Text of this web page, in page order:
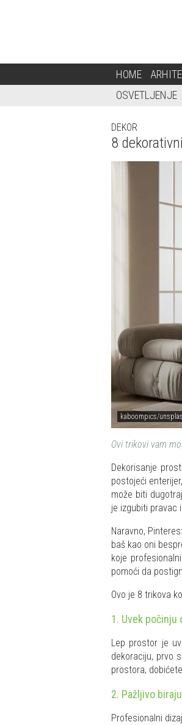
HOME
OSVETLJENJE
DEKOR
8
kaboompics/
Ovi trikovi vam
Dekorisanje
postojeći
može biti
je izgubiti pravac
Naravno,
baš kao oni
koje
pomoći da
Ovo je 8 trikova
1. Uvek počinju
Lep prostor je
dekoraciju, prvo
prostora,
2. Pažljivo
Profesionalni